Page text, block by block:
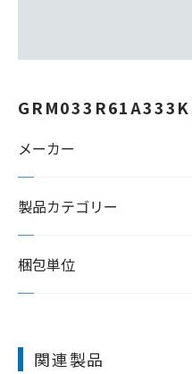
メーカー
製品カテゴリー
梱包単位
関連製品